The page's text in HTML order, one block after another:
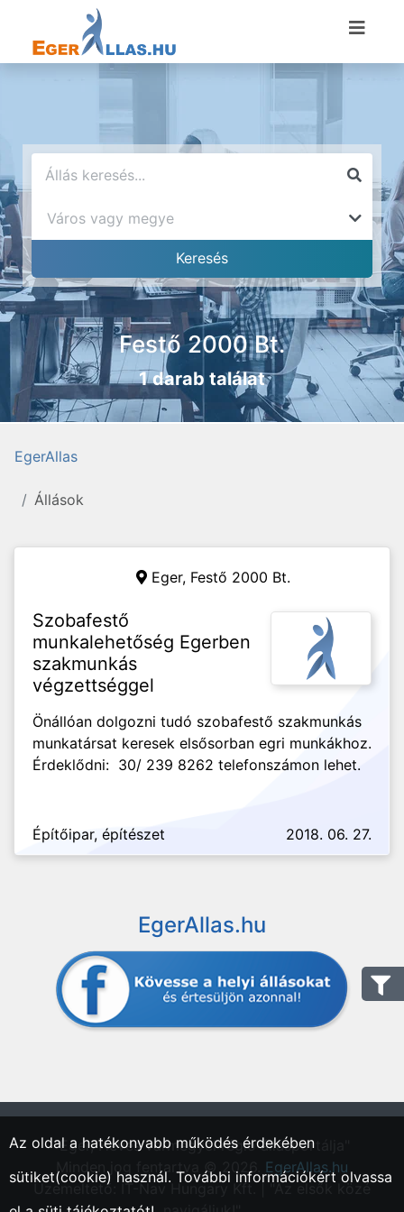
Festő 2000 Bt.
1 darab találat
EgerAllas
Állások
Eger, Festő 2000 Bt.
Szobafestő
munkalehetőség Egerben
szakmunkás
végzettséggel
Önállóan dolgozni tudó szobafestő szakmunkás
munkatársat keresek elsősorban egri munkákhoz.
Érdeklődni: 30/ 239 8262 telefonszámon lehet.
Építőipar, építészet 2018. 06. 27.
EgerAllas.hu
"Eger, Heves vármegyei régió állásportálja"
Minden jog fentartva © 2026. EgerAllas.hu
Üzemeltető: IT-Nav Hungary Kft. | "Az elsők közé
Az oldal a hatékonyabb működés érdekében
sütiket(cookie) használ. További információkért olvassa